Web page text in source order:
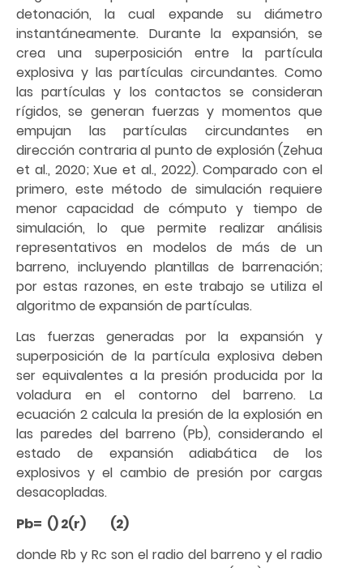
detonación, la cual expande su diámetro
instantáneamente. Durante la expansión, se
crea una superposición entre la partícula
explosiva y las partículas circundantes. Como
las partículas y los contactos se consideran
rígidos, se generan fuerzas y momentos que
empujan las partículas circundantes en
dirección contraria al punto de explosión (Zehua
et al., 2020; Xue et al., 2022). Comparado con el
primero, este método de simulación requiere
menor capacidad de cómputo y tiempo de
simulación, lo que permite realizar análisis
representativos en modelos de más de un
barreno, incluyendo plantillas de barrenación;
por estas razones, en este trabajo se utiliza el
algoritmo de expansión de partículas.
Las fuerzas generadas por la expansión y
superposición de la partícula explosiva deben
ser equivalentes a la presión producida por la
voladura en el contorno del barreno. La
ecuación 2 calcula la presión de la explosión en
las paredes del barreno (Pb), considerando el
estado de expansión adiabática de los
explosivos y el cambio de presión por cargas
desacopladas.
Pb= () 2(r) (2)
donde Rb y Rc son el radio del barreno y el radio